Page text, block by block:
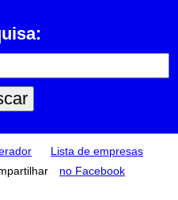
Lista de empresas
no Facebook